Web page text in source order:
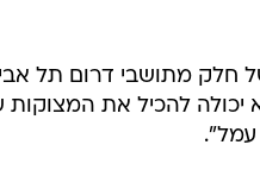
מתושבי דרום תל
יכולה להכיל את
עמל".